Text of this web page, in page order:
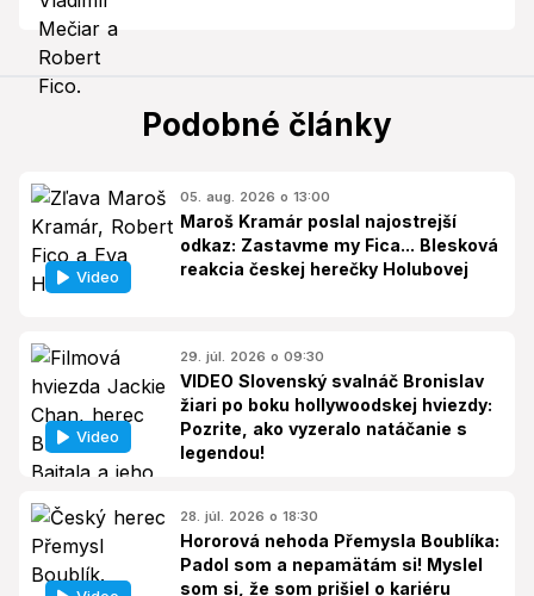
Podobné články
Video
05. aug. 2026 o 13:00
Maroš Kramár poslal najostrejší
odkaz: Zastavme my Fica... Blesková
reakcia českej herečky Holubovej
Video
29. júl. 2026 o 09:30
VIDEO Slovenský svalnáč Bronislav
žiari po boku hollywoodskej hviezdy:
Pozrite, ako vyzeralo natáčanie s
legendou!
28. júl. 2026 o 18:30
Hororová nehoda Přemysla Boublíka:
Padol som a nepamätám si! Myslel
som si, že som prišiel o kariéru